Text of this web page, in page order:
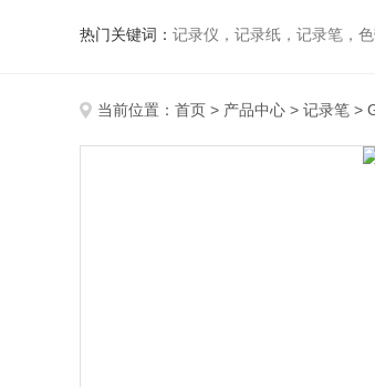
热门关键词： 记录仪，记录纸，记录笔，
当前位置： 首页 > 产品中心 > 记录笔 >